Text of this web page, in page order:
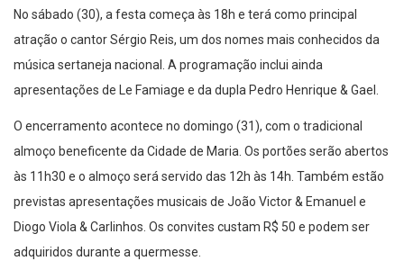
No sábado (30), a festa começa às 18h e terá como principal
atração o cantor Sérgio Reis, um dos nomes mais conhecidos da
música sertaneja nacional. A programação inclui ainda
apresentações de Le Famiage e da dupla Pedro Henrique & Gael.
O encerramento acontece no domingo (31), com o tradicional
almoço beneficente da Cidade de Maria. Os portões serão abertos
às 11h30 e o almoço será servido das 12h às 14h. Também estão
previstas apresentações musicais de João Victor & Emanuel e
Diogo Viola & Carlinhos. Os convites custam R$ 50 e podem ser
adquiridos durante a quermesse.